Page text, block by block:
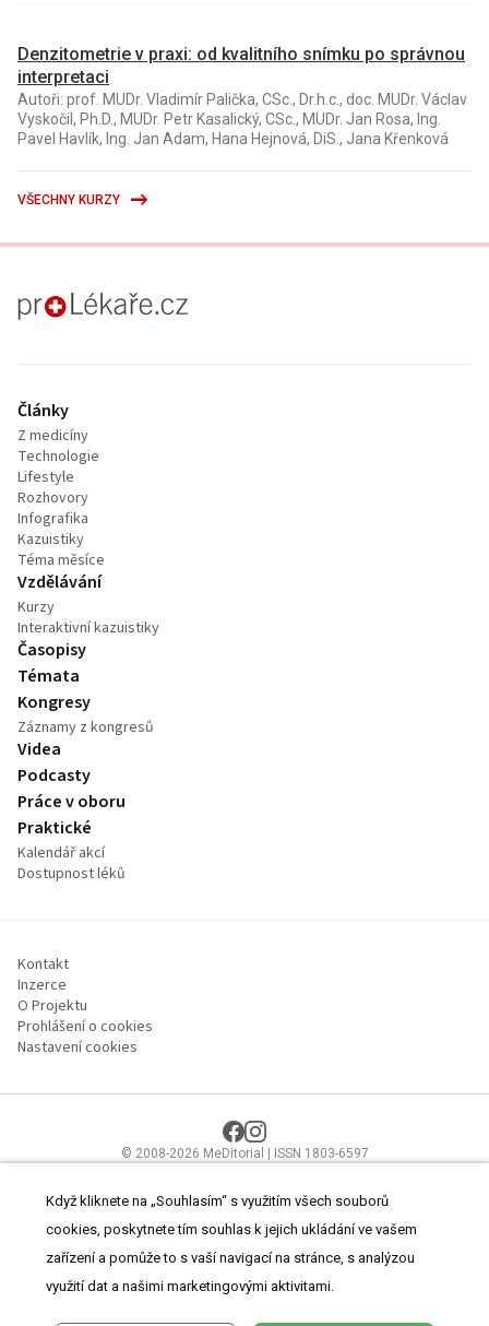
Denzitometrie v praxi: od kvalitního snímku po správnou
interpretaci
Autoři: prof. MUDr. Vladimír Palička, CSc., Dr.h.c., doc. MUDr. Václav
Vyskočil, Ph.D., MUDr. Petr Kasalický, CSc., MUDr. Jan Rosa, Ing.
Pavel Havlík, Ing. Jan Adam, Hana Hejnová, DiS., Jana Křenková
VŠECHNY KURZY
proLékaře.cz
Články
Z medicíny
Technologie
Lifestyle
Rozhovory
Infografika
Kazuistiky
Téma měsíce
Vzdělávání
Kurzy
Interaktivní kazuistiky
Časopisy
Témata
Kongresy
Záznamy z kongresů
Videa
Podcasty
Práce v oboru
Praktické
Kalendář akcí
Dostupnost léků
Kontakt
Inzerce
O Projektu
Prohlášení o cookies
Nastavení cookies
© 2008-2026 MeDitorial | ISSN 1803-6597
zdravotnictví.Čtěte prohlášeníaZásady zpracování osobních údajů
Když kliknete na „Souhlasím“ s využitím všech souborů
cookies, poskytnete tím souhlas k jejich ukládání ve vašem
zařízení a pomůže to s vaší navigací na stránce, s analýzou
využití dat a našimi marketingovými aktivitami.